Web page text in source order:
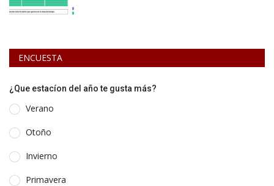
ENCUESTA
¿Que estacíon del año te gusta más?
Verano
Otoño
Invierno
Primavera